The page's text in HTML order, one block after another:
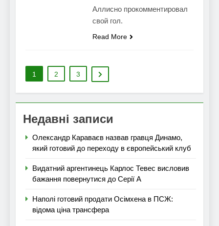
Аллисно прокомментировал
свой гол.
Read More
1 2 3
Недавні записи
Олександр Караваєв назвав гравця Динамо,
який готовий до переходу в європейський клуб
Видатний аргентинець Карлос Тевес висловив
бажання повернутися до Серії А
Наполі готовий продати Осімхена в ПСЖ:
відома ціна трансфера